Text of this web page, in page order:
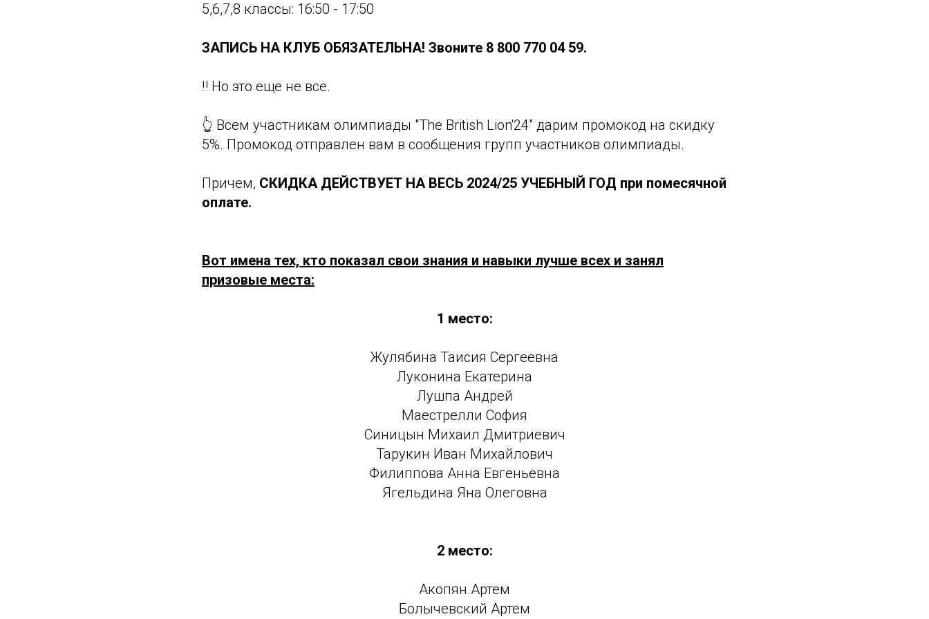
5,6,7,8 классы: 16:50 - 17:50
ЗАПИСЬ НА КЛУБ ОБЯЗАТЕЛЬНА! Звоните 8 800 770 04 59.
‼️ Но это еще не все.⠀
👆 Всем участникам олимпиады "The British Lion'24" дарим промокод на скидку
5%. Промокод отправлен вам в сообщения групп участников олимпиады.
Причем, СКИДКА ДЕЙСТВУЕТ НА ВЕСЬ 2024/25 УЧЕБНЫЙ ГОД при помесячной
оплате.
Вот имена тех, кто показал свои знания и навыки лучше всех и занял
призовые места:
1 место:
Жулябина Таисия Сергеевна
Луконина Екатерина
Лушпа Андрей
Маестрелли София
Синицын Михаил Дмитриевич
Тарукин Иван Михайлович
Филиппова Анна Евгеньевна
Ягельдина Яна Олеговна
2 место:
Акопян Артем
Болычевский Артем